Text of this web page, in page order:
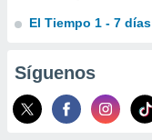
El Tiempo 1 - 7 días
Síguenos